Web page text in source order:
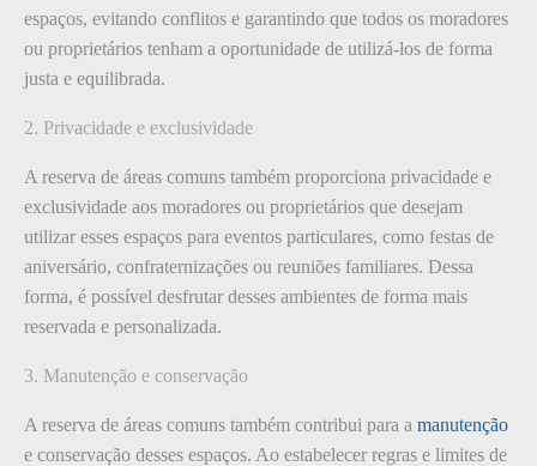
espaços, evitando conflitos e garantindo que todos os moradores
ou proprietários tenham a oportunidade de utilizá-los de forma
justa e equilibrada.
2. Privacidade e exclusividade
A reserva de áreas comuns também proporciona privacidade e
exclusividade aos moradores ou proprietários que desejam
utilizar esses espaços para eventos particulares, como festas de
aniversário, confraternizações ou reuniões familiares. Dessa
forma, é possível desfrutar desses ambientes de forma mais
reservada e personalizada.
3. Manutenção e conservação
A reserva de áreas comuns também contribui para a manutenção
e conservação desses espaços. Ao estabelecer regras e limites de